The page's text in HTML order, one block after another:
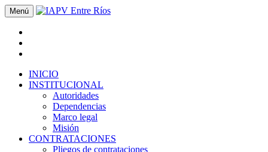
Menú
INICIO
INSTITUCIONAL
Autoridades
Dependencias
Marco legal
Misión
CONTRATACIONES
Pliegos de contrataciones